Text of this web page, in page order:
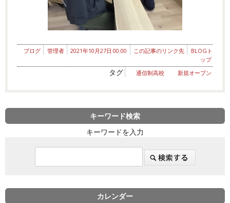
ブログ 管理者 2021年10月27日 00:00 この記事のリンク先
BLOGト
ップ
タグ 通信制高校 新規オープン
キーワード検索
キーワードを入力
カレンダー